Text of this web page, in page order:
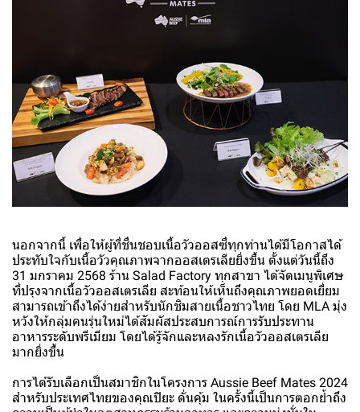
นอกจากนี้ เพื่อให้ผู้ที่ชื่นชอบเนื้อวัวออสซี่ทุกท่านได้มีโอกาสได้
ประทับใจกับเนื้อวัวคุณภาพจากออสเตรเลียยิ่งขึ้น ตั้งแต่วันนี้ถึง
31 มกราคม 2568 ร้าน Salad Factory ทุกสาขา ได้จัดเมนูพิเศษ
ที่ปรุงจากเนื้อวัวออสเตรเลีย สะท้อนให้เห็นถึงคุณภาพยอดเยี่ยม
สามารถเข้าถึงได้ง่ายสำหรับนักชิมสายเนื้อชาวไทย โดย MLA มุ่ง
หวังให้กลุ่มคนรุ่นใหม่ได้สัมผัสประสบการณ์การรับประทาน
อาหารระดับพรีเมียม โดยได้รู้จักและหลงรักเนื้อวัวออสเตรเลีย
มากยิ่งขึ้น
การได้รับเลือกเป็นสมาชิกในโครงการ Aussie Beef Mates 2024
สำหรับประเทศไทยของคุณปิยะ ดั่นคุ้ม ในครั้งนี้เป็นการตอกย้ำถึง